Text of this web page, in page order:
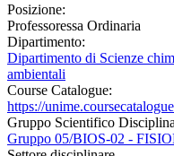
Posizione:
Professoressa Ordinaria
Dipartimento:
Dipartimento di Scienze
ambientali
Course Catalogue:
https://
Gruppo Scientifico
Gruppo 05/BIOS-02 -